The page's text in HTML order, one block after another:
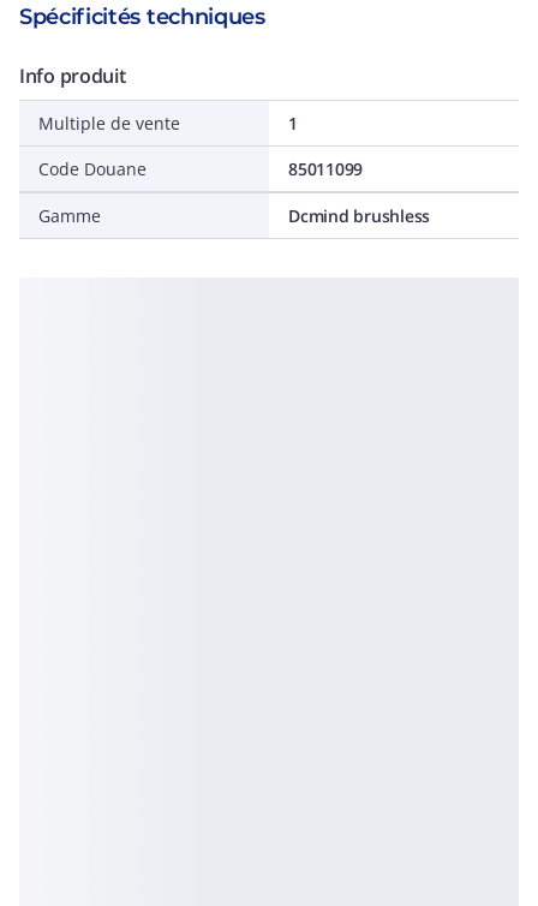
Spécificités techniques
Info produit
Multiple de vente
1
Code Douane
85011099
Gamme Dcmind brushless